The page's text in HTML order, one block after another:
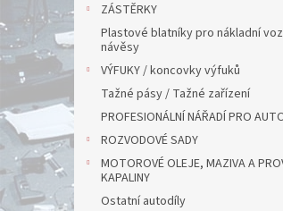
ZÁSTĚRKY
Plastové blatníky pro nákladní
návěsy
VÝFUKY / koncovky výfuků
Tažné pásy / Tažné zařízení
PROFESIONÁLNÍ NÁŘADÍ PRO
ROZVODOVÉ SADY
MOTOROVÉ OLEJE, MAZIVA A
KAPALINY
Ostatní autodíly